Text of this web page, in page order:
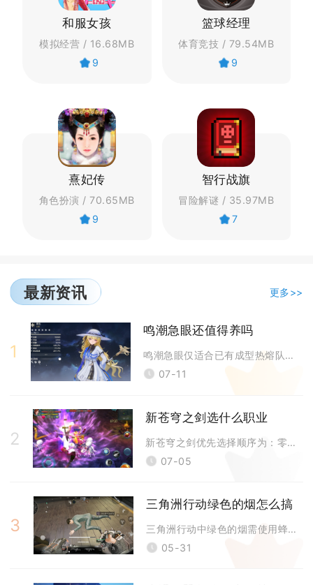
和服女孩
模拟经营 / 16.68MB
9
篮球经理
体育竞技 / 79.54MB
9
熹妃传
角色扮演 / 70.65MB
9
智行战旗
冒险解谜 / 35.97MB
7
最新资讯 更多>>
1
鸣潮急眼还值得养吗
鸣潮急眼仅适合已有成型热熔队伍、缺少副C补充伤害的玩家投入资源，零氪、
07-11
2
新苍穹之剑选什么职业
新苍穹之剑优先选择顺序为：零氪纯新手首选武圣，追求刷图效率选巫灵，团队
07-05
3
三角洲行动绿色的烟怎么搞
三角洲行动中绿色的烟需使用蜂医干员的蜂巢科技烟雾弹搭配激素枪触发，先投
05-31